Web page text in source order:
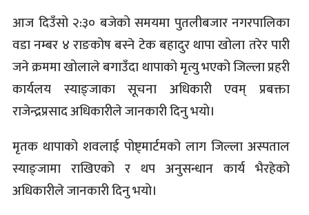
आज दिउँसो २:३० बजेको समयमा पुतलीबजार नगरपालिका
वडा नम्बर ४ राङकोष बस्ने टेक बहादुर थापा खोला तरेर पारी
जने क्रममा खोलाले बगाउँदा थापाको मृत्यु भएको जिल्ला प्रहरी
कार्यलय स्याङ्जाका सूचना अधिकारी एवम् प्रबक्ता
राजेन्द्रप्रसाद अधिकारीले जानकारी दिनु भयो।
मृतक थापाको शवलाई पोष्ट्मार्टमको लाग जिल्ला अस्पताल
स्याङ्जामा राखिएको र थप अनुसन्धान कार्य भैरहेको
अधिकारीले जानकारी दिनु भयो।